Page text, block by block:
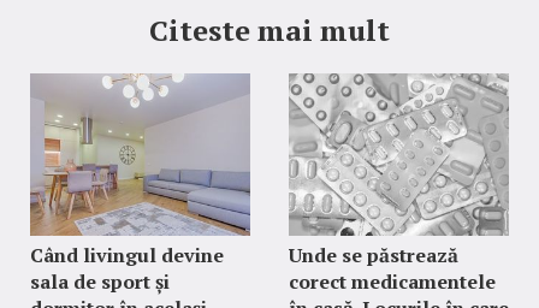
Citeste mai mult
Când livingul devine
sala de sport și
Unde se păstrează
corect medicamentele